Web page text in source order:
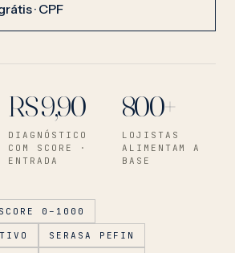
· CPF
R$ 9,90
DIAGNÓSTICO
COM SCORE ·
ENTRADA
800+
LOJISTAS
ALIMENTAM A
BASE
SCORE 0–1000
SERASA PEFIN